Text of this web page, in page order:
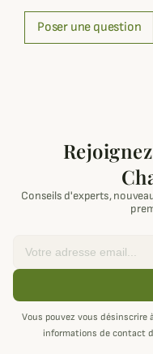
Poser une question
Conseils d'experts,
Vous pouvez vous désinscrire
informations de contact